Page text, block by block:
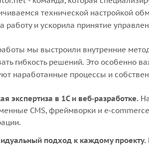
технической настройкой
работу и ускорила принятиe
мы выстроили внутренние
гибкость решений. Это особенно
наработанные процессы и
экспертиза в 1С и веб‑разработке.
CMS, фреймворки и
подход к каждому проекту.